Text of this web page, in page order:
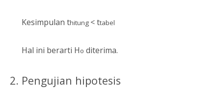
Kesimpulan thitung < ttabel
Hal ini berarti Ho diterima.
2. Pengujian hipotesis